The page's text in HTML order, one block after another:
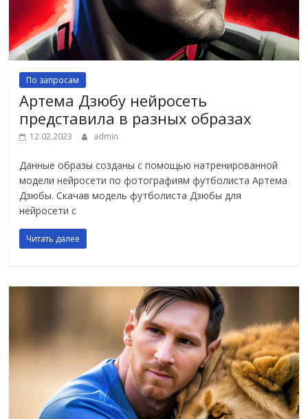
По запросам
Артема Дзюбу нейросеть
представила в разных образах
12.02.2023 admin
Данные образы созданы с помощью натренированной
модели нейросети по фотографиям футболиста Артема
Дзюбы. Скачав модель футболиста Дзюбы для
нейросети с
Читать далее